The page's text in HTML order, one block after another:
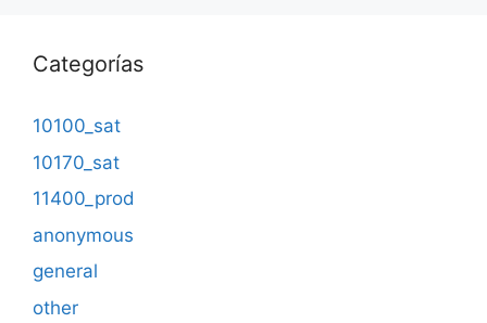
Categorías
10100_sat
10170_sat
11400_prod
anonymous
general
other